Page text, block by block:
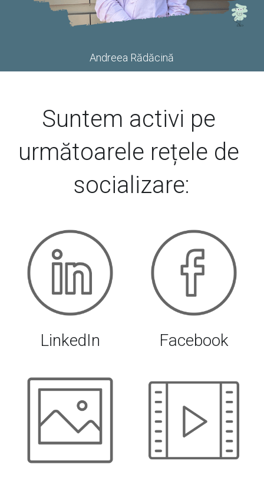
Andreea Rădăcină
Suntem activi pe
următoarele rețele de
socializare:
LinkedIn Facebook